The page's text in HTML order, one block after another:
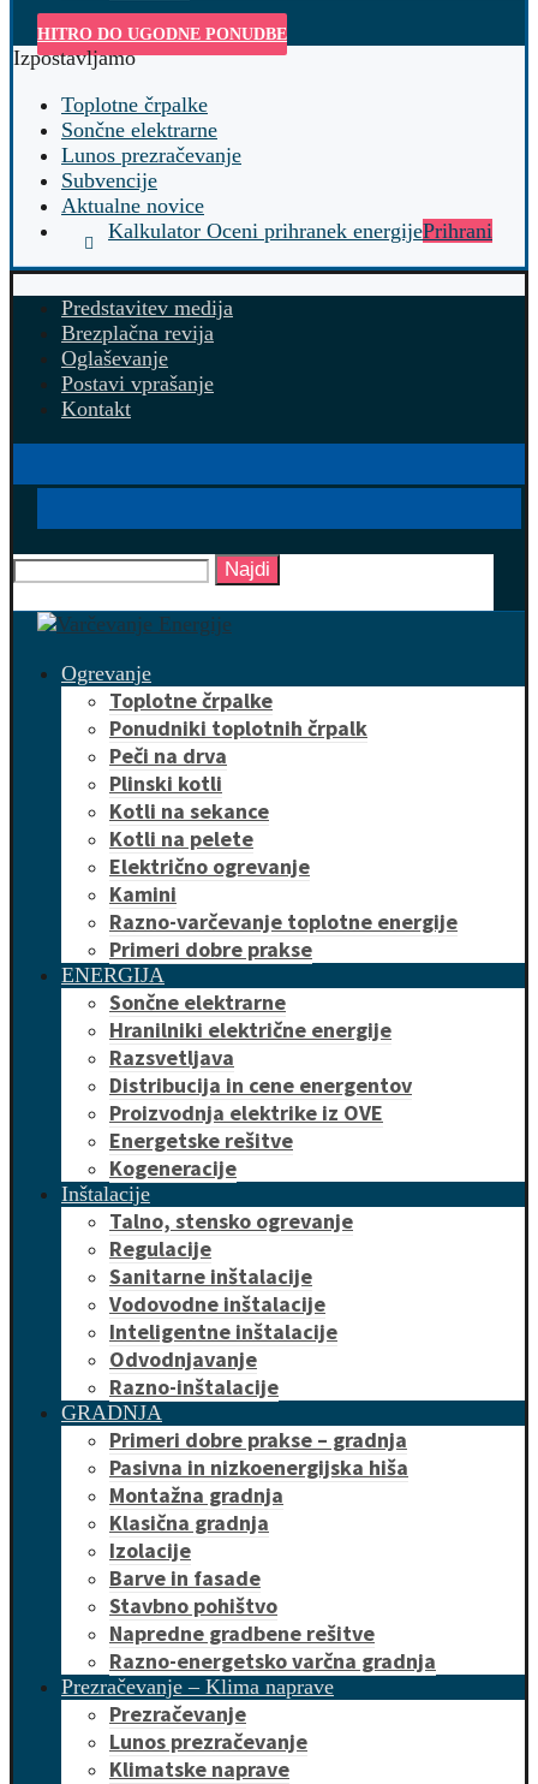
HITRO DO UGODNE PONUDBE
Izpostavljamo
Toplotne črpalke
Sončne elektrarne
Lunos prezračevanje
Subvencije
Aktualne novice
Kalkulator Oceni prihranek energijePrihrani
Predstavitev medija
Brezplačna revija
Oglaševanje
Postavi vprašanje
Kontakt
Najdi
Ogrevanje
Toplotne črpalke
Ponudniki toplotnih črpalk
Peči na drva
Plinski kotli
Kotli na sekance
Kotli na pelete
Električno ogrevanje
Kamini
Razno-varčevanje toplotne energije
Primeri dobre prakse
ENERGIJA
Sončne elektrarne
Hranilniki električne energije
Razsvetljava
Distribucija in cene energentov
Proizvodnja elektrike iz OVE
Energetske rešitve
Kogeneracije
Inštalacije
Talno, stensko ogrevanje
Regulacije
Sanitarne inštalacije
Vodovodne inštalacije
Inteligentne inštalacije
Odvodnjavanje
Razno-inštalacije
GRADNJA
Primeri dobre prakse – gradnja
Pasivna in nizkoenergijska hiša
Montažna gradnja
Klasična gradnja
Izolacije
Barve in fasade
Stavbno pohištvo
Napredne gradbene rešitve
Razno-energetsko varčna gradnja
Prezračevanje – Klima naprave
Prezračevanje
Lunos prezračevanje
Klimatske naprave